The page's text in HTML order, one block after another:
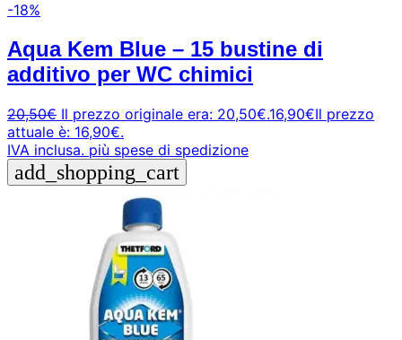
-18%
Aqua Kem Blue – 15 bustine di
additivo per WC chimici
20,50€ Il prezzo originale era: 20,50€.16,90€Il prezzo
attuale è: 16,90€.
IVA inclusa. più spese di spedizione
add_shopping_cart